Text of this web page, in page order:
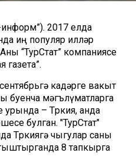
информ”). 2017 елда
иң популяр илләр
“ТурСтат” компаниясе
газета”.
кадәрге вакыт
буенча мәгълүматларга
– Төркия, анда
булган. "ТурСтат"
Төркиягә чыгулар саны
8 тапкырга